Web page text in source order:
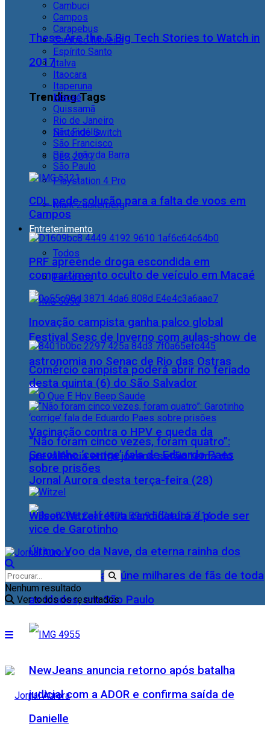
These Are the 5 Big Tech Stories to Watch in
2017
Trending Tags
Nintendo Switch
CES 2017
Playstation 4 Pro
Mark Zuckerberg
Entretenimento
Todos
Famosos
Festival Sesc de Inverno com aulas-show de
astronomia no Senac de Rio das Ostras
Vacinação contra o HPV e queda da
prevalência entre jovens serão tema do
Jornal Aurora desta terça-feira (28)
Último Voo da Nave, da eterna rainha dos
Baixinhos, Xuxa reúne milhares de fãs de toda
as idades, em São Paulo
NewJeans anuncia retorno após batalha
judicial com a ADOR e confirma saída de
Danielle
Cambuci
Campos
Carapebus
Cardoso Moreira
Espírito Santo
Italva
Itaocara
Itaperuna
Macaé
Quissamã
Rio de Janeiro
São Fidélis
São Francisco
São João da Barra
São Paulo
CDL pede solução para a falta de voos em
Campos
PRF apreende droga escondida em
compartimento oculto de veículo em Macaé
Inovação campista ganha palco global
Comércio campista poderá abrir no feriado
desta quinta (6) do São Salvador
“Não foram cinco vezes, foram quatro”:
Garotinho ‘corrige’ fala de Eduardo Paes
sobre prisões
Wilson Witzel retira candidatura e pode ser
vice de Garotinho
Nenhum resultado
Ver todos os resultados